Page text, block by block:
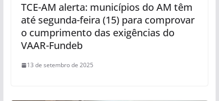
TCE-AM alerta: municípios do AM têm
até segunda-feira (15) para comprovar
o cumprimento das exigências do
VAAR-Fundeb
13 de setembro de 2025